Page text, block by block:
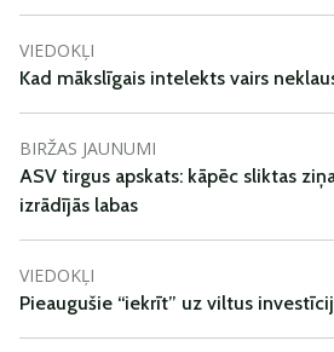
VIEDOKĻI
Kad mākslīgais intelekts vairs
BIRŽAS JAUNUMI
ASV tirgus apskats: kāpēc sliktas
izrādījās labas
VIEDOKĻI
Pieaugušie “iekrīt” uz viltus